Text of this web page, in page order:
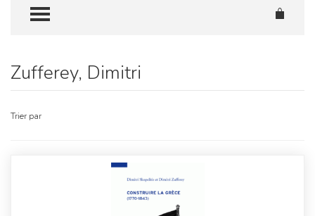
TOGGLE MENU
Skip
content
Zufferey, Dimitri
Trier par